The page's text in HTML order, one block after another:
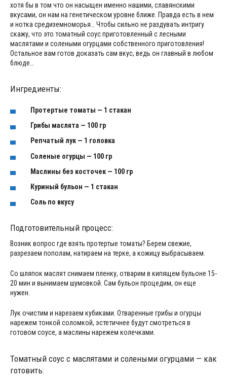
хотя бы в том что он насыщен именно нашими, славянскими
вкусами, он нам на генетическом уровне ближе. Правда есть в нем
и нотка средиземноморья… Чтобы сильно не раздувать интригу
скажу, что это томатный соус приготовленный с лесными
маслятами и солеными огурцами собственного приготовления!
Остальное вам готов доказать сам вкус, ведь он главный в любом
блюде…
Ингредиенты:
Протертые томаты — 1 стакан
Грибы маслята — 100 гр
Репчатый лук — 1 головка
Соленые огурцы — 100 гр
Маслины без косточек — 100 гр
Куриный бульон — 1 стакан
Соль по вкусу
Подготовительный процесс:
Возник вопрос где взять протертые томаты? Берем свежие,
разрезаем пополам, натираем на терке, а кожицу выбрасываем.
Со шляпок маслят снимаем пленку, отварим в кипящем бульоне 15-
20 мин и вынимаем шумовкой. Сам бульон процедим, он еще
нужен.
Лук очистим и нарезаем кубиками. Отваренные грибы и огурцы
нарежем тонкой соломкой, эстетичнее будут смотреться в
готовом соусе, а маслины нарежем колечками.
Томатный соус с маслятами и солеными огурцами — как
готовить: